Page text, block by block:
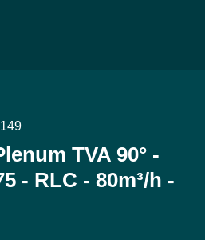
TVA 90° -
- RLC - 80m³/h -